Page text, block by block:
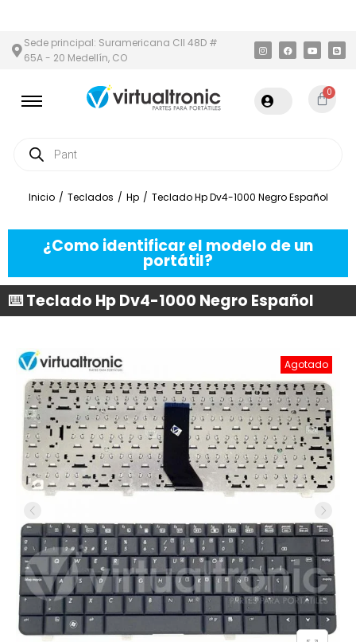
Sede principal: Suramericana Cll 48D #
65A - 20 Medellín, CO
0
Inicio / Teclados / Hp / Teclado Hp Dv4-1000 Negro Español
¿Como identificar el modelo de un
portátil?
⌨️ Teclado Hp Dv4-1000 Negro Español
Agotado